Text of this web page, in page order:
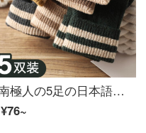
南極人の5足の日本語学部の女性の靴下の長い靴下の女性の縞の純色の冬の保温する靴下のウサギの毛の中で靴下の女性の山の靴下の睡眠の靴下の百足の平均サイズ
¥76~